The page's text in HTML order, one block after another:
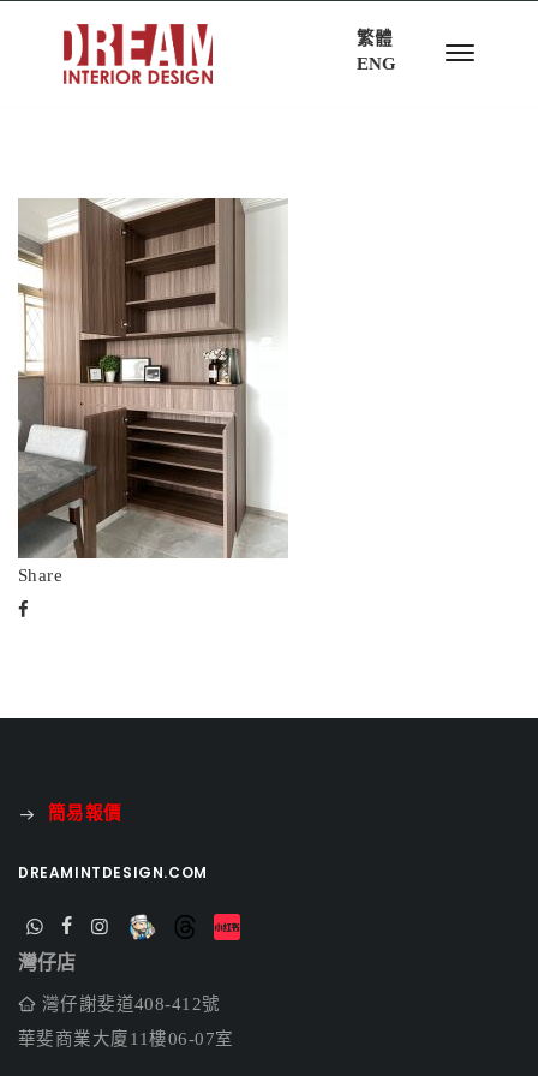
繁體
ENG
Share
簡易報價
DREAMINTDESIGN.COM
灣仔店
灣仔謝斐道408-412號
華斐商業大廈11樓06-07室